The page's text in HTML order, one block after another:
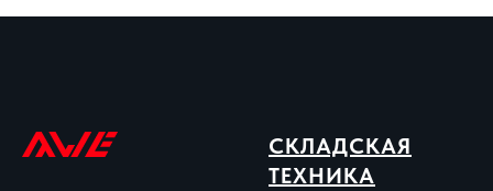
СКЛАДСКАЯ
ТЕХНИКА